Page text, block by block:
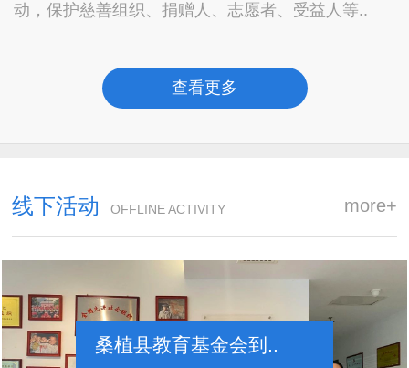
动，保护慈善组织、捐赠人、志愿者、受益人等..
查看更多
线下活动 OFFLINE ACTIVITY more+
桑植县教育基金会到..